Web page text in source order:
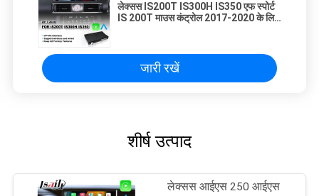
लेक्सस IS200T IS300H IS350 एफ स्पोर्ट
IS 200T माउस कंट्रोल 2017-2020 के लिए
जारी रखें
शीर्ष उत्पाद
लेक्सस आईएस 250 आईएस